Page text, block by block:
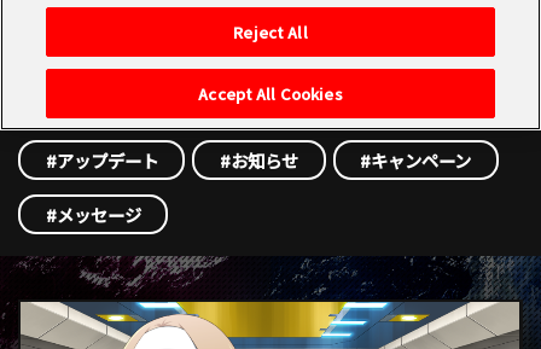
繁體中文 (TW)
한국어
English
ニュース
NEWS Q&A
アップデート お知らせ キャンペーン
メッセージ
Reject All
Accept All Cookies